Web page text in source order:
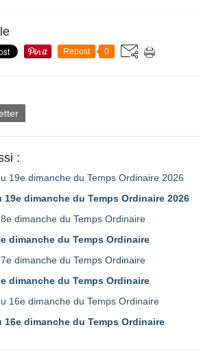
Repost 0
:
19e dimanche du Temps Ordinaire 2026
dimanche du Temps Ordinaire
dimanche du Temps Ordinaire
16e dimanche du Temps Ordinaire